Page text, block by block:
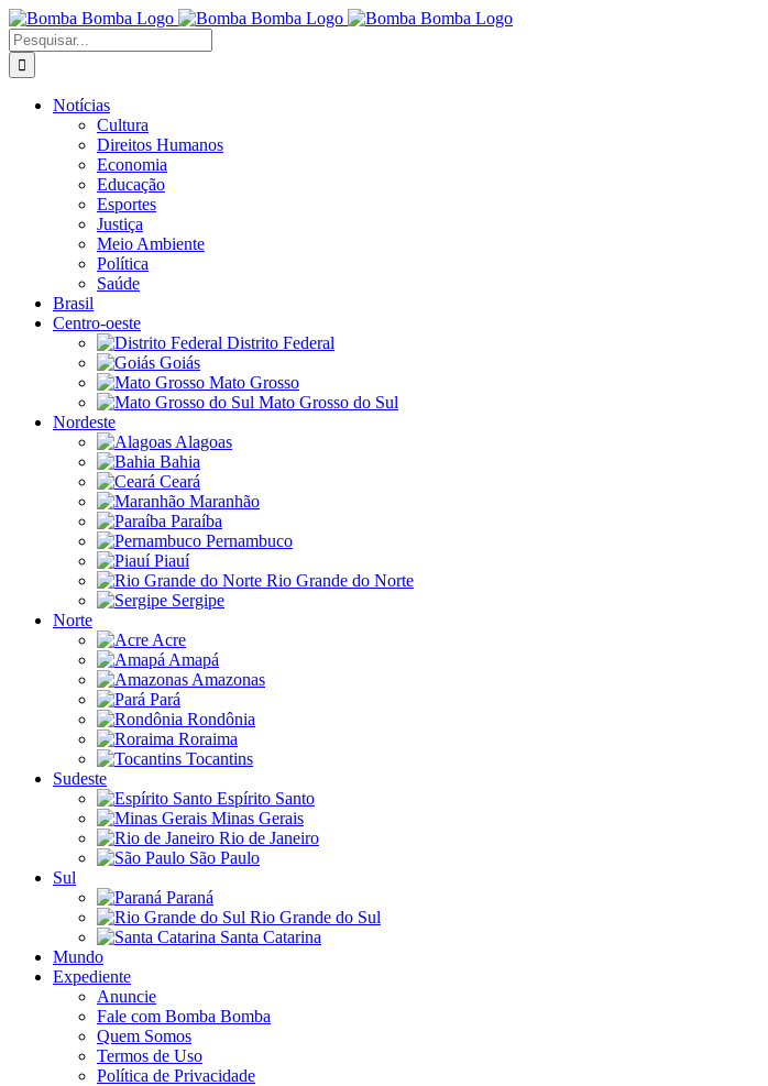
Ir
para
o
conteúdo
Buscar
resultados
para:
Notícias
Cultura
Direitos Humanos
Economia
Educação
Esportes
Justiça
Meio Ambiente
Política
Saúde
Brasil
Centro-oeste
Distrito Federal
Goiás
Mato Grosso
Mato Grosso do Sul
Nordeste
Alagoas
Bahia
Ceará
Maranhão
Paraíba
Pernambuco
Piauí
Rio Grande do Norte
Sergipe
Norte
Acre
Amapá
Amazonas
Pará
Rondônia
Roraima
Tocantins
Sudeste
Espírito Santo
Minas Gerais
Rio de Janeiro
São Paulo
Sul
Paraná
Rio Grande do Sul
Santa Catarina
Mundo
Expediente
Anuncie
Fale com Bomba Bomba
Quem Somos
Termos de Uso
Política de Privacidade